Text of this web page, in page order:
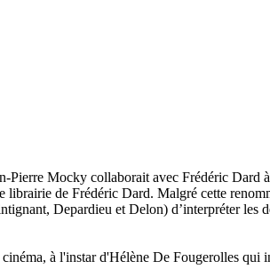
Mocky collaborait avec Frédéric Dard à
de Frédéric Dard. Malgré cette
Depardieu et Delon) d’interpréter
à l'instar d'Hélène De Fougerolles qui